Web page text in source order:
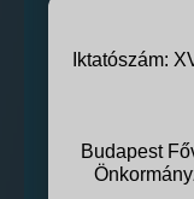
Iktatószám:
Budapest